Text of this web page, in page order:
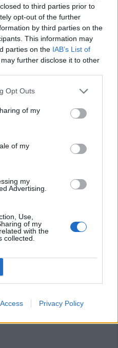
to third parties prior to
opt-out of the further
by third parties on the
This information may
parties on the IAB’s List of
further disclose it to other
Opt Outs
of my
of my
my
Advertising.
Use,
of my
with the
collected.
Privacy Policy
alla
commentare questo
e non rappresenta la linea editoriale
e indipendente. I messaggi inclusi nei
post inviati dai singoli lettori che
senza filtro preventivo. I commenti